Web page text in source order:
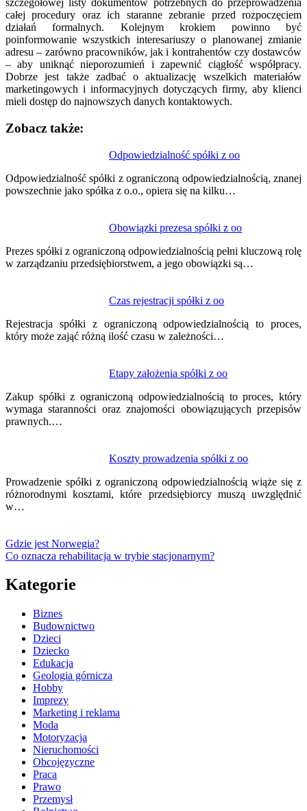
szczegółowej listy dokumentów potrzebnych do przeprowadzenia
całej procedury oraz ich staranne zebranie przed rozpoczęciem
działań formalnych. Kolejnym krokiem powinno być
poinformowanie wszystkich interesariuszy o planowanej zmianie
adresu – zarówno pracowników, jak i kontrahentów czy dostawców
– aby uniknąć nieporozumień i zapewnić ciągłość współpracy.
Dobrze jest także zadbać o aktualizację wszelkich materiałów
marketingowych i informacyjnych dotyczących firmy, aby klienci
mieli dostęp do najnowszych danych kontaktowych.
Zobacz także:
Odpowiedzialność spółki z oo
Odpowiedzialność spółki z ograniczoną odpowiedzialnością, znanej
powszechnie jako spółka z o.o., opiera się na kilku…
Obowiązki prezesa spółki z oo
Prezes spółki z ograniczoną odpowiedzialnością pełni kluczową rolę
w zarządzaniu przedsiębiorstwem, a jego obowiązki są…
Czas rejestracji spółki z oo
Rejestracja spółki z ograniczoną odpowiedzialnością to proces,
który może zająć różną ilość czasu w zależności…
Etapy założenia spółki z oo
Zakup spółki z ograniczoną odpowiedzialnością to proces, który
wymaga staranności oraz znajomości obowiązujących przepisów
prawnych.…
Koszty prowadzenia spółki z oo
Prowadzenie spółki z ograniczoną odpowiedzialnością wiąże się z
różnorodnymi kosztami, które przedsiębiorcy muszą uwzględnić
w…
wpisu
Gdzie jest Norwegia?
Co oznacza rehabilitacja w trybie stacjonarnym?
Kategorie
Biznes
Budownictwo
Dzieci
Dziecko
Edukacja
Geologia górnicza
Hobby
Imprezy
Marketing i reklama
Moda
Motoryzacja
Nieruchomości
Obcojęzyczne
Praca
Prawo
Przemysł